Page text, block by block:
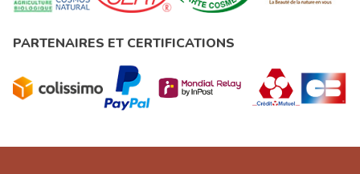
PARTENAIRES ET CERTIFICATIONS